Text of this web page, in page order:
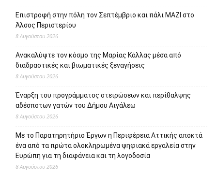
Επιστροφή στην πόλη τον Σεπτέμβριο και πάλι ΜΑΖΙ στο
Άλσος Περιστερίου
8 Αυγούστου 2026
Ανακαλύψτε τον κόσμο της Μαρίας Κάλλας μέσα από
διαδραστικές και βιωματικές ξεναγήσεις
8 Αυγούστου 2026
Έναρξη του προγράμματος στειρώσεων και περίθαλψης
αδέσποτων γατών του Δήμου Αιγάλεω
8 Αυγούστου 2026
Με το Παρατηρητήριο Έργων η Περιφέρεια Αττικής αποκτά
ένα από τα πρώτα ολοκληρωμένα ψηφιακά εργαλεία στην
Ευρώπη για τη διαφάνεια και τη λογοδοσία
8 Αυγούστου 2026